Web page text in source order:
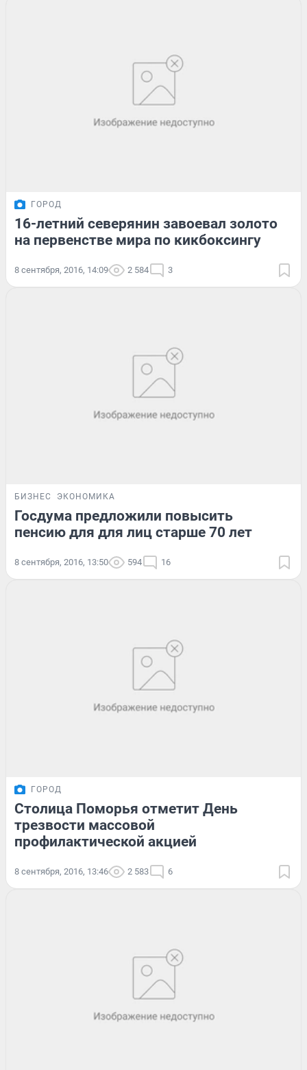
ГОРОД
16-летний северянин завоевал золото
на первенстве мира по кикбоксингу
8 сентября, 2016, 14:09 2 584 3
БИЗНЕС ЭКОНОМИКА
Госдума предложили повысить
пенсию для для лиц старше 70 лет
8 сентября, 2016, 13:50 594 16
ГОРОД
Столица Поморья отметит День
трезвости массовой
профилактической акцией
8 сентября, 2016, 13:46 2 583 6